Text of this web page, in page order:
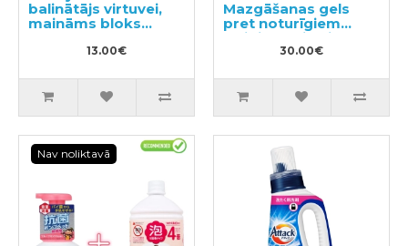
balinātājs virtuvei,
maināms bloks
13.00€
Mazgāšanas gels
pret noturīgiem
traipiem, pildviela
30.00€
Nav noliktavā